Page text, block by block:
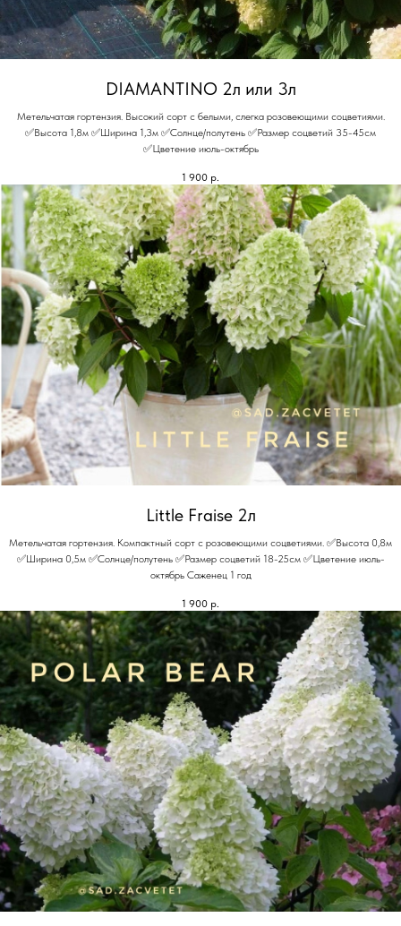
DIAMANTINO 2л или 3л
Метельчатая гортензия. Высокий сорт с белыми, слегка розовеющими соцветиями.
✅Высота 1,8м ✅Ширина 1,3м ✅Солнце/полутень ✅Размер соцветий 35-45см
✅Цветение июль-октябрь
1 900 р.
Little Fraise 2л
Метельчатая гортензия. Компактный сорт с розовеющими соцветиями. ✅Высота 0,8м
✅Ширина 0,5м ✅Солнце/полутень ✅Размер соцветий 18-25см ✅Цветение июль-
октябрь Саженец 1 год
1 900 р.